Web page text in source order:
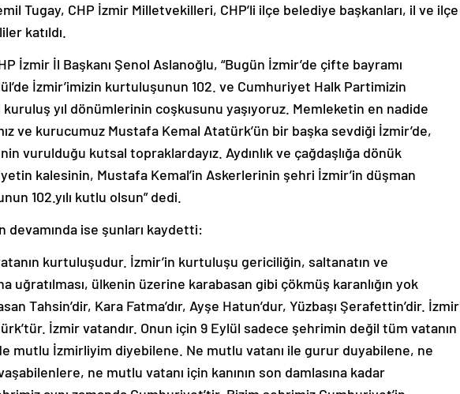
Tugay, CHP İzmir Milletvekilleri, CHP’li ilçe belediye başkanları, il ve ilçe
katıldı.
İzmir İl Başkanı Şenol Aslanoğlu, “Bugün İzmir’de çifte bayramı
İzmir’imizin kurtuluşunun 102. ve Cumhuriyet Halk Partimizin
kuruluş yıl dönümlerinin coşkusunu yaşıyoruz. Memleketin en nadide
ve kurucumuz Mustafa Kemal Atatürk’ün bir başka sevdiği İzmir’de,
vurulduğu kutsal topraklardayız. Aydınlık ve çağdaşlığa dönük
kalesinin, Mustafa Kemal’in Askerlerinin şehri İzmir’in düşman
102.yılı kutlu olsun” dedi.
devamında ise şunları kaydetti:
kurtuluşudur. İzmir’in kurtuluşu gericiliğin, saltanatın ve
uğratılması, ülkenin üzerine karabasan gibi çökmüş karanlığın yok
Tahsin’dir, Kara Fatma’dır, Ayşe Hatun’dur, Yüzbaşı Şerafettin’dir. İzmir
İzmir vatandır. Onun için 9 Eylül sadece şehrimin değil tüm vatanın
mutlu İzmirliyim diyebilene. Ne mutlu vatanı ile gurur duyabilene, ne
ne mutlu vatanı için kanının son damlasına kadar